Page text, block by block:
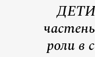
роли в